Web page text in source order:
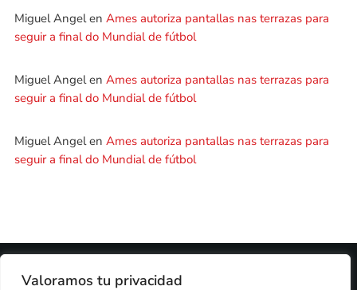
Valoramos tu privacidad
Miguel Angelen Ames autoriza pantallas nas terrazas para
seguir a final do Mundial de fútbol
Miguel Angelen Ames autoriza pantallas nas terrazas para
seguir a final do Mundial de fútbol
Miguel Angelen Ames autoriza pantallas nas terrazas para
seguir a final do Mundial de fútbol
2024 © PROPIEDAD DE DEZASETE MEDIA SL